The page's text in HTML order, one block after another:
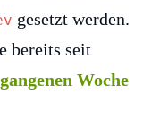
gesetzt werden.
bereits seit
Woche